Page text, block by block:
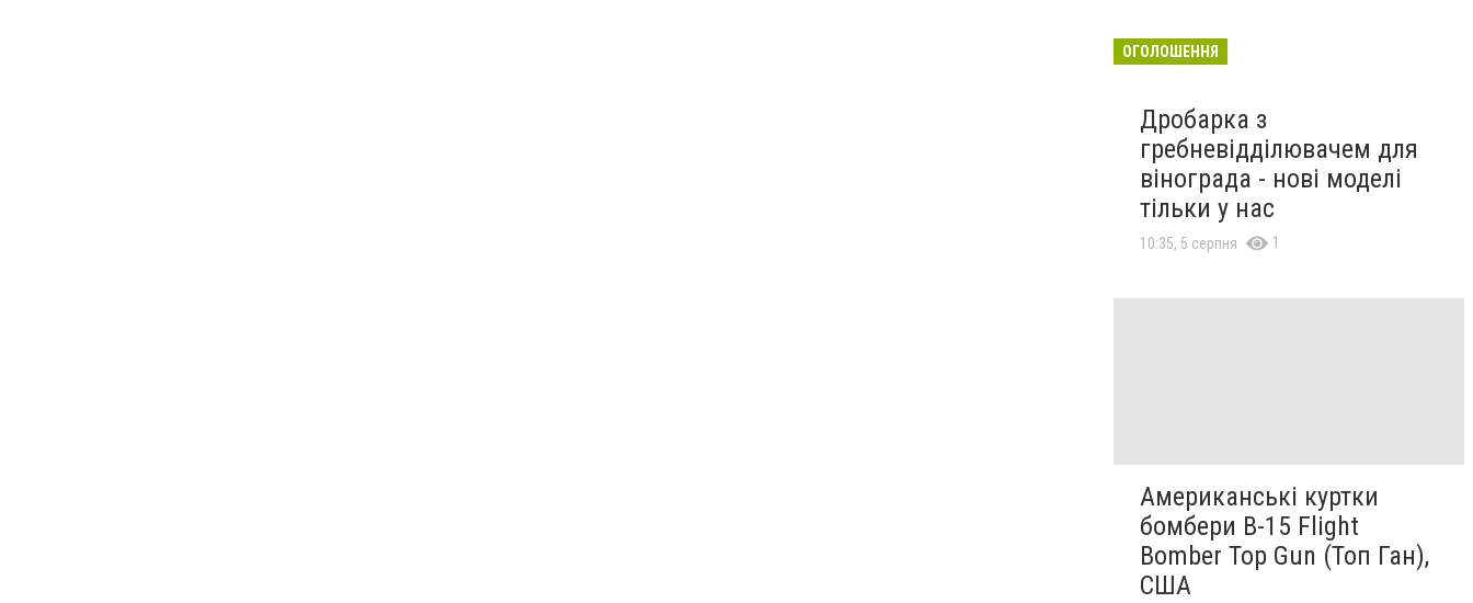
ОГОЛОШЕННЯ
Дробарка з
гребневідділювачем для
вінограда - нові моделі
тільки у нас
10:35, 5 серпня 1
Американські куртки
бомбери B-15 Flight
Bomber Top Gun (Топ Ган),
США